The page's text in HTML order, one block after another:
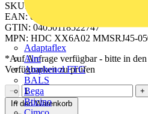
Adaptaflex
Alre
Amphenol FTG
BALS
Bega
Bticino
SKU: 2503730500
EAN: 04050118522747
GTIN: 04050118522747
MPN: HDC XX6A02 MMSRJ45-
*Auf Anfrage verfügbar - bitte in
Verfügbarkeit zu prüfen
−
+
In den Warenkorb